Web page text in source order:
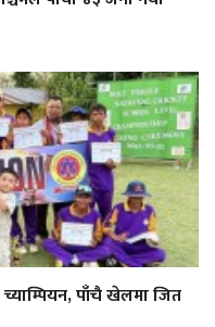
पाँचै खेलमा जित